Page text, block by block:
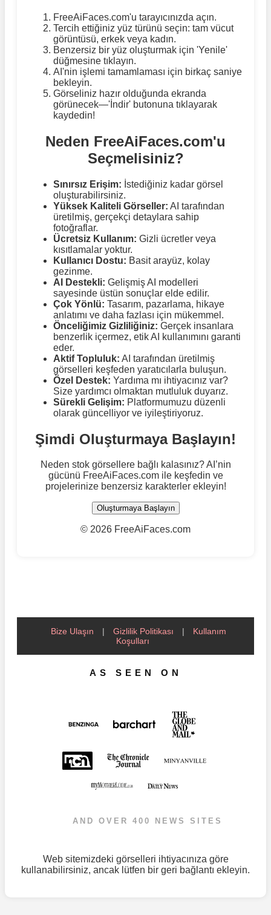
FreeAiFaces.com'u tarayıcınızda açın.
Tercih ettiğiniz yüz türünü seçin: tam vücut
görüntüsü, erkek veya kadın.
Benzersiz bir yüz oluşturmak için 'Yenile'
düğmesine tıklayın.
AI'nin işlemi tamamlaması için birkaç saniye
bekleyin.
Görseliniz hazır olduğunda ekranda
görünecek—'İndir' butonuna tıklayarak
kaydedin!
Neden FreeAiFaces.com'u
Seçmelisiniz?
Sınırsız Erişim: İstediğiniz kadar görsel
oluşturabilirsiniz.
Yüksek Kaliteli Görseller: AI tarafından
üretilmiş, gerçekçi detaylara sahip
fotoğraflar.
Ücretsiz Kullanım: Gizli ücretler veya
kısıtlamalar yoktur.
Kullanıcı Dostu: Basit arayüz, kolay
gezinme.
AI Destekli: Gelişmiş AI modelleri
sayesinde üstün sonuçlar elde edilir.
Çok Yönlü: Tasarım, pazarlama, hikaye
anlatımı ve daha fazlası için mükemmel.
Önceliğimiz Gizliliğiniz: Gerçek insanlara
benzerlik içermez, etik AI kullanımını garanti
eder.
Aktif Topluluk: AI tarafından üretilmiş
görselleri keşfeden yaratıcılarla buluşun.
Özel Destek: Yardıma mı ihtiyacınız var?
Size yardımcı olmaktan mutluluk duyarız.
Sürekli Gelişim: Platformumuzu düzenli
olarak güncelliyor ve iyileştiriyoruz.
Şimdi Oluşturmaya Başlayın!
Neden stok görsellere bağlı kalasınız? AI’nin
gücünü FreeAiFaces.com ile keşfedin ve
projelerinize benzersiz karakterler ekleyin!
Oluşturmaya Başlayın
© 2026 FreeAiFaces.com
Bize Ulaşın | Gizlilik Politikası |
Kullanım
Koşulları
AS SEEN ON
AND OVER 400 NEWS SITES
Web sitemizdeki görselleri ihtiyacınıza göre
kullanabilirsiniz, ancak lütfen bir geri bağlantı ekleyin.